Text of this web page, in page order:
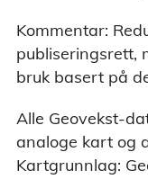
Kommentar:
publiseringsrett,
bruk basert på
Alle Geovekst-
analoge kart og
Kartgrunnlag: